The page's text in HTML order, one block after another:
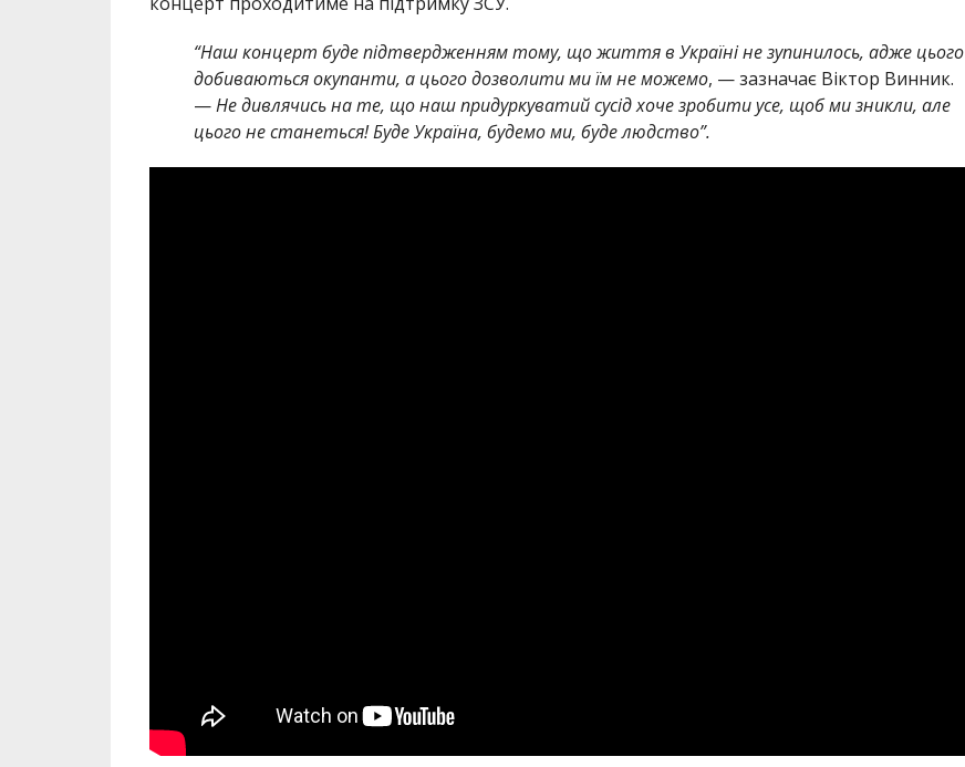
“Наш концерт буде підтвердженням тому, що життя в Україні не зупинилось, адже цього
добиваються окупанти, а цього дозволити ми їм не можемо, — зазначає Віктор Винник.
—Не дивлячись на те, що наш придуркуватий сусід хоче зробити усе, щоб ми зникли, але
цього не станеться! Буде Україна, будемо ми, буде людство”.